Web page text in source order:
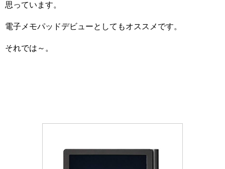
思っています。
電子メモパッドデビューとしてもオススメです。
それでは～。